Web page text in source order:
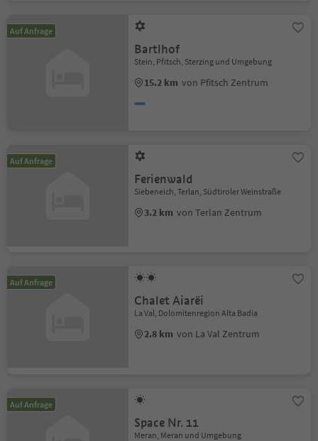
Auf Anfrage
Bartlhof
Stein, Pfitsch, Sterzing und Umgebung
15.2 km von Pfitsch Zentrum
Auf Anfrage
Ferienwald
Siebeneich, Terlan, Südtiroler Weinstraße
3.2 km von Terlan Zentrum
Auf Anfrage
Chalet Aiarëi
La Val, Dolomitenregion Alta Badia
2.8 km von La Val Zentrum
Auf Anfrage
Space Nr. 11
Meran, Meran und Umgebung